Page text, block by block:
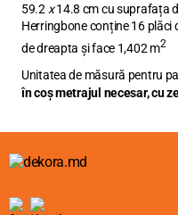
59.2 x14.8 cm cu suprafața
Herringbone conține 16 plăci
de dreapta și face 1,402 m2
Unitatea de măsură pentru
în coș metrajul necesar, cu